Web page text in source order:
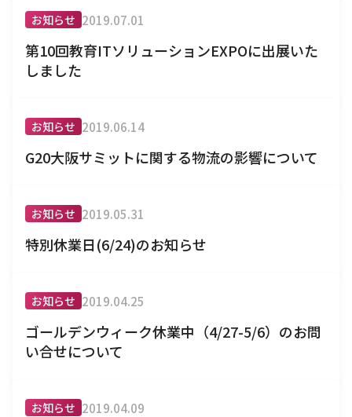
お知らせ 2019.07.01
第10回教育ITソリューションEXPOに出展いた
しました
お知らせ 2019.06.14
G20大阪サミットに関する物流の影響について
お知らせ 2019.05.31
特別休業日(6/24)のお知らせ
お知らせ 2019.04.25
ゴールデンウィーク休業中（4/27-5/6）のお問
い合せについて
お知らせ 2019.04.09